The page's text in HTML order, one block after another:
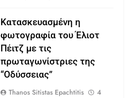
Κατασκευασμένη η
φωτογραφία του Έλιοτ
Πέιτζ με τις
πρωταγωνίστριες της
“Οδύσσειας”
Thanos Sitistas Epachtitis
4